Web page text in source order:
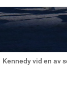
Kennedy vid en av